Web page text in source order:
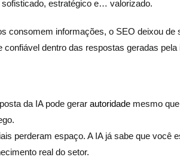
estratégico e… valorizado.
consomem informações, o SEO deixou de
dentro das respostas geradas pela
da IA pode gerar autoridade mesmo
perderam espaço. A IA já sabe que você
real do setor.